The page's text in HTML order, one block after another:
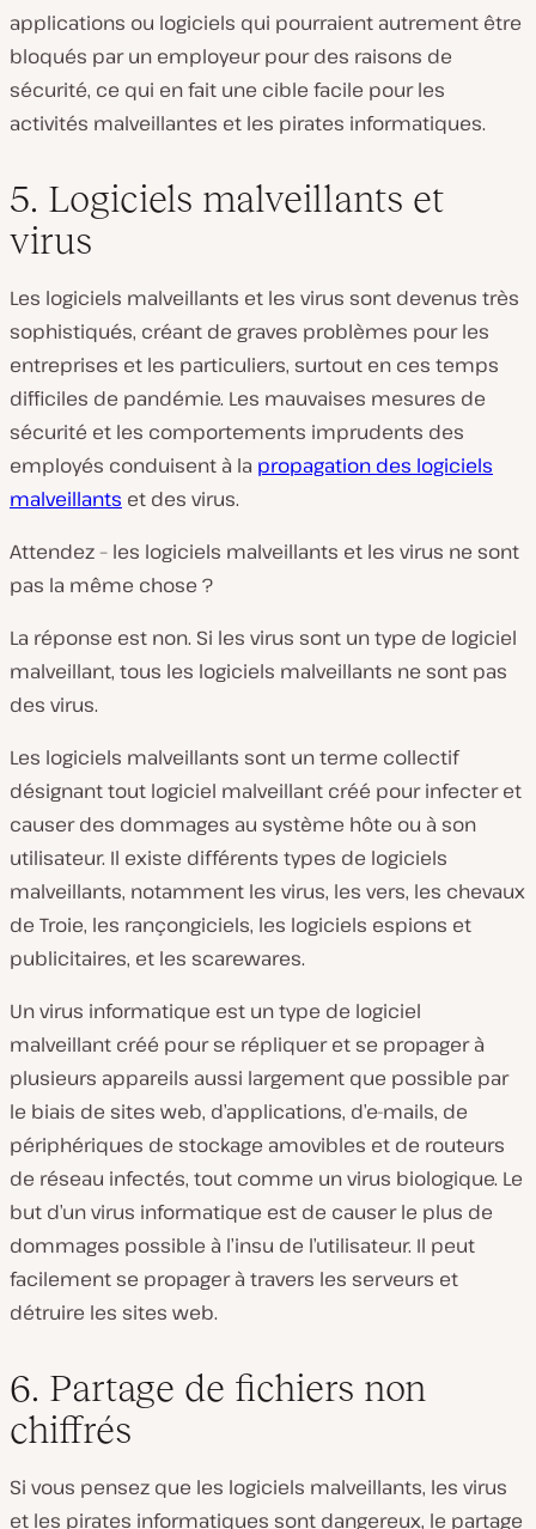
applications ou logiciels qui pourraient autrement être
bloqués par un employeur pour des raisons de
sécurité, ce qui en fait une cible facile pour les
activités malveillantes et les pirates informatiques.
5. Logiciels malveillants et
virus
Les logiciels malveillants et les virus sont devenus très
sophistiqués, créant de graves problèmes pour les
entreprises et les particuliers, surtout en ces temps
difficiles de pandémie. Les mauvaises mesures de
sécurité et les comportements imprudents des
employés conduisent à la propagation des logiciels
malveillants et des virus.
Attendez – les logiciels malveillants et les virus ne sont
pas la même chose ?
La réponse est non. Si les virus sont un type de logiciel
malveillant, tous les logiciels malveillants ne sont pas
des virus.
Les logiciels malveillants sont un terme collectif
désignant tout logiciel malveillant créé pour infecter et
causer des dommages au système hôte ou à son
utilisateur. Il existe différents types de logiciels
malveillants, notamment les virus, les vers, les chevaux
de Troie, les rançongiciels, les logiciels espions et
publicitaires, et les scarewares.
Un virus informatique est un type de logiciel
malveillant créé pour se répliquer et se propager à
plusieurs appareils aussi largement que possible par
le biais de sites web, d’applications, d’e-mails, de
périphériques de stockage amovibles et de routeurs
de réseau infectés, tout comme un virus biologique. Le
but d’un virus informatique est de causer le plus de
dommages possible à l’insu de l’utilisateur. Il peut
facilement se propager à travers les serveurs et
détruire les sites web.
6. Partage de fichiers non
chiffrés
Si vous pensez que les logiciels malveillants, les virus
et les pirates informatiques sont dangereux, le partage